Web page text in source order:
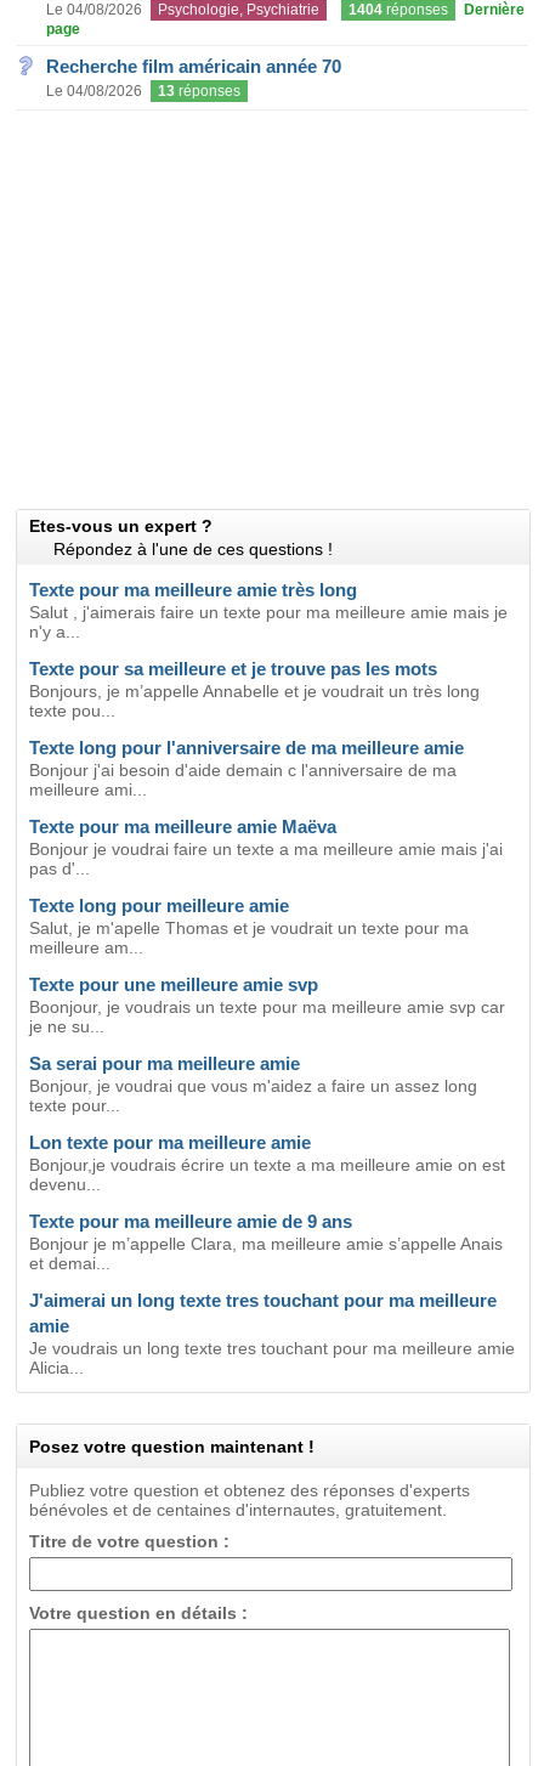
Le 04/08/2026 Psychologie, Psychiatrie 1404 réponses
Dernière
page
Recherche film américain année 70
Le 04/08/2026 13 réponses
Etes-vous un expert ?
Répondez à l'une de ces questions !
Texte pour ma meilleure amie très long
Salut , j'aimerais faire un texte pour ma meilleure amie mais je
n'y a...
Texte pour sa meilleure et je trouve pas les mots
Bonjours, je m’appelle Annabelle et je voudrait un très long
texte pou...
Texte long pour l'anniversaire de ma meilleure amie
Bonjour j'ai besoin d'aide demain c l'anniversaire de ma
meilleure ami...
Texte pour ma meilleure amie Maëva
Bonjour je voudrai faire un texte a ma meilleure amie mais j'ai
pas d'...
Texte long pour meilleure amie
Salut, je m'apelle Thomas et je voudrait un texte pour ma
meilleure am...
Texte pour une meilleure amie svp
Boonjour, je voudrais un texte pour ma meilleure amie svp car
je ne su...
Sa serai pour ma meilleure amie
Bonjour, je voudrai que vous m'aidez a faire un assez long
texte pour...
Lon texte pour ma meilleure amie
Bonjour,je voudrais écrire un texte a ma meilleure amie on est
devenu...
Texte pour ma meilleure amie de 9 ans
Bonjour je m’appelle Clara, ma meilleure amie s’appelle Anais
et demai...
J'aimerai un long texte tres touchant pour ma meilleure
amie
Je voudrais un long texte tres touchant pour ma meilleure amie
Alicia...
Posez votre question maintenant !
Publiez votre question et obtenez des réponses d'experts
bénévoles et de centaines d'internautes, gratuitement.
Titre de votre question :
Votre question en détails :